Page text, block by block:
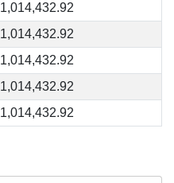
1,014,432.92
1,014,432.92
1,014,432.92
1,014,432.92
1,014,432.92